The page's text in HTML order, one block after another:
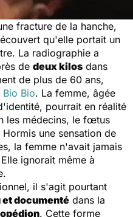
fracture de la hanche,
qu'elle portait un
La radiographie a
de deux kilos dans
de plus de 60 ans,
Bio Bio. La femme, âgée
pourrait en réalité
les médecins, le fœtus
une sensation de
la femme n'avait jamais
ignorait même à
il s'agit pourtant
et documenté dans la
. Cette forme